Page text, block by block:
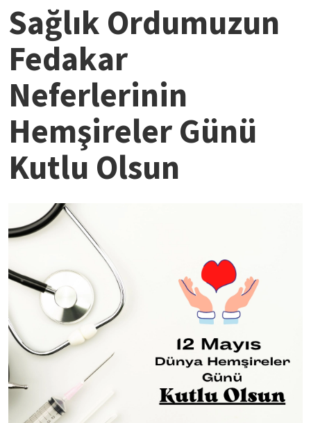
Sağlık Ordumuzun
Fedakar
Neferlerinin
Hemşireler Günü
Kutlu Olsun